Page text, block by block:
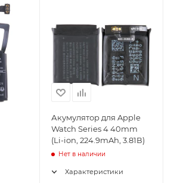
Акумулятор для Apple
Watch Series 4 40mm
(Li-ion, 224.9mAh, 3.81В)
Нет в наличии
Характеристики